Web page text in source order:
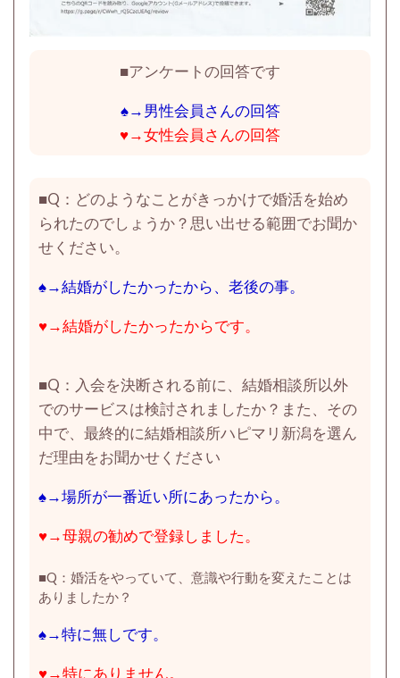
■アンケートの回答です
♠→男性会員さんの回答
♥→女性会員さんの回答
■Q：どのようなことがきっかけで婚活を始め
られたのでしょうか？思い出せる範囲でお聞か
せください。
♠→結婚がしたかったから、老後の事。
♥→結婚がしたかったからです。
■Q：入会を決断される前に、結婚相談所以外
でのサービスは検討されましたか？また、 その
中で、最終的に結婚相談所ハピマリ新潟を選ん
だ理由をお聞かせください
♠→場所が一番近い所にあったから。
♥→母親の勧めで登録しました。
■Q：婚活をやっていて、意識や行動を変えたことは
ありましたか？
♠→特に無しです。
♥→特にありません。